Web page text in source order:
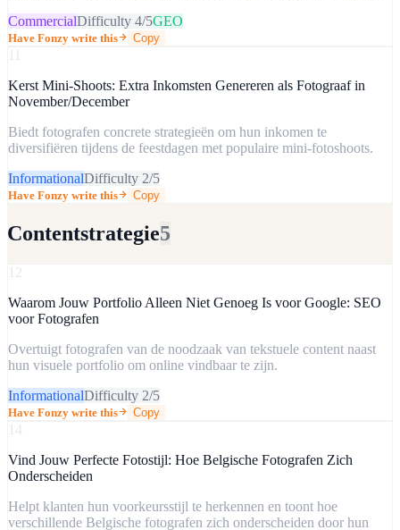
CommercialDifficulty 4/5GEO
Have Fonzy write this Copy
11
Kerst Mini-Shoots: Extra Inkomsten Genereren als Fotograaf in
November/December
Biedt fotografen concrete strategieën om hun inkomen te
diversifiëren tijdens de feestdagen met populaire mini-fotoshoots.
InformationalDifficulty 2/5
Have Fonzy write this Copy
Contentstrategie5
12
Waarom Jouw Portfolio Alleen Niet Genoeg Is voor Google: SEO
voor Fotografen
Overtuigt fotografen van de noodzaak van tekstuele content naast
hun visuele portfolio om online vindbaar te zijn.
InformationalDifficulty 2/5
Have Fonzy write this Copy
14
Vind Jouw Perfecte Fotostijl: Hoe Belgische Fotografen Zich
Onderscheiden
Helpt klanten hun voorkeursstijl te herkennen en toont hoe
verschillende Belgische fotografen zich onderscheiden door hun